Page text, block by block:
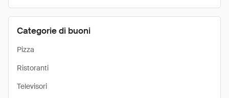
Categorie di buoni
Pizza
Ristoranti
Televisori